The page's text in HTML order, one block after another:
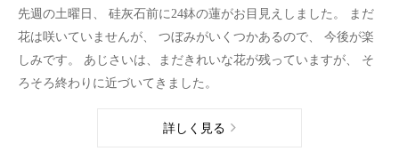
先週の土曜日、 硅灰石前に24鉢の蓮がお目見えしました。 まだ
花は咲いていませんが、 つぼみがいくつかあるので、 今後が楽
しみです。 あじさいは、まだきれいな花が残っていますが、 そ
ろそろ終わりに近づいてきました。
詳しく見る